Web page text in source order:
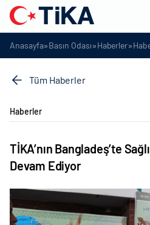
Anasayfa»Basın Odası»Haberler»
Tüm Haberler
Haberler
TİKA’nın Bangladeş’te
Devam Ediyor